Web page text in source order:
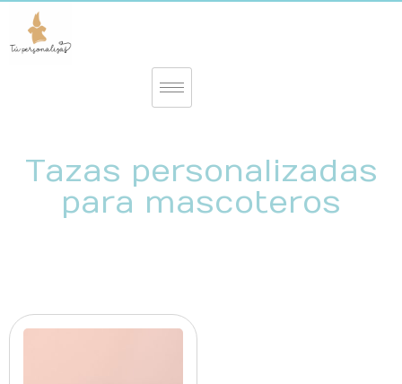
Tazas personalizadas
para mascoteros